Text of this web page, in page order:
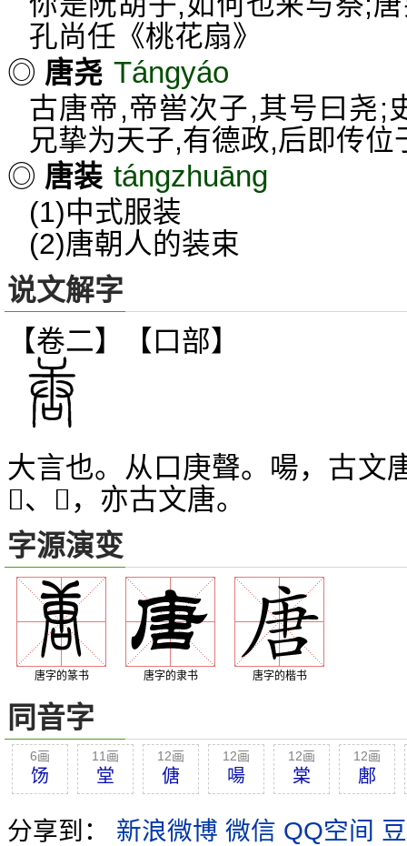
孔尚任《桃花扇》
◎ 唐尧 Tángyáo
古唐帝,帝喾次子,其号曰尧;
兄挚为天子,有德政,后即传
◎ 唐装 tángzhuāng
(1)中式服装
(2)唐朝人的装束
说文解字
【卷二】【口部】
大言也。从口庚聲。啺，古文
𥏬、 𡃯 ，亦古文唐。
字源演变
唐字的篆书 唐字的隶书 唐字的楷书
同音字
6画
饧
11画
堂
12画
傏
12画
啺
12画
棠
12画
鄌
分享到： 新浪微博 微信 QQ空间